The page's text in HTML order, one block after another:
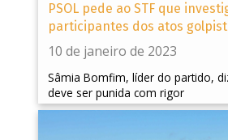
PSOL pede ao STF que
participantes dos atos
10 de janeiro de 2023
Sâmia Bomfim, líder do partido,
deve ser punida com rigor